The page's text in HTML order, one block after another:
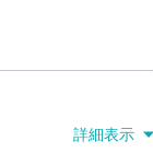
詳細表示